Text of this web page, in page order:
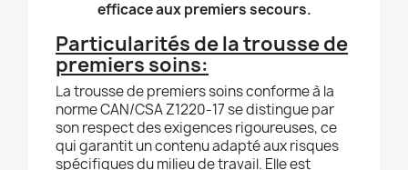
efficace aux premiers secours.
Particularités de la trousse de
premiers soins:
La trousse de premiers soins conforme à la
norme CAN/CSA Z1220-17 se distingue par
son respect des exigences rigoureuses, ce
qui garantit un contenu adapté aux risques
spécifiques du milieu de travail. Elle est